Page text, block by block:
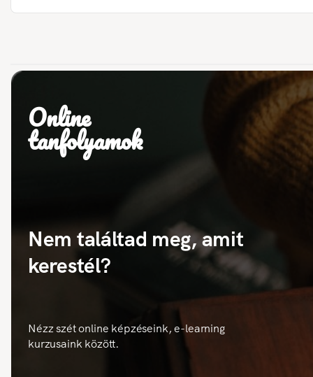
Online
tanfolyamok
Nem találtad meg, amit
kerestél?
Nézz szét online képzéseink, e-learning
kurzusaink között.